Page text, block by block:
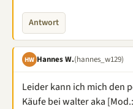
Antwort
HW Hannes W.(hannes_w129)
Leider kann ich mich den
Käufe bei walter aka